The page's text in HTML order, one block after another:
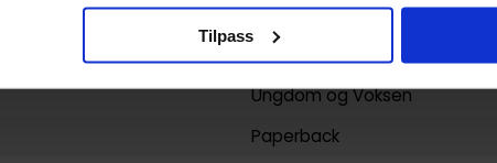
Tilpass
08.05.2024
UngdomogVoksen
Paperback